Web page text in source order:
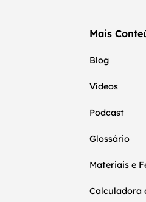
Mais
Blog
Vídeos
Podcast
Glossário
Materiais e
Calculadora